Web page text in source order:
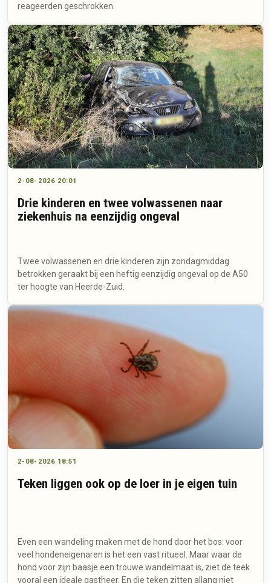
reageerden geschrokken.
2-08-2026 20:01
Drie kinderen en twee volwassenen naar
ziekenhuis na eenzijdig ongeval
Twee volwassenen en drie kinderen zijn zondagmiddag
betrokken geraakt bij een heftig eenzijdig ongeval op de A50
ter hoogte van Heerde-Zuid.
2-08-2026 18:51
Teken liggen ook op de loer in je eigen tuin
Even een wandeling maken met de hond door het bos: voor
veel hondeneigenaren is het een vast ritueel. Maar waar de
hond voor zijn baasje een trouwe wandelmaat is, ziet de teek
vooral een ideale gastheer. En die teken zitten allang niet